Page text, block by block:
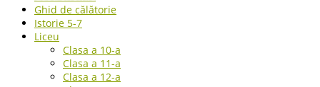
Ghid de călătorie
Istorie 5-7
Liceu
Clasa a 10-a
Clasa a 11-a
Clasa a 12-a